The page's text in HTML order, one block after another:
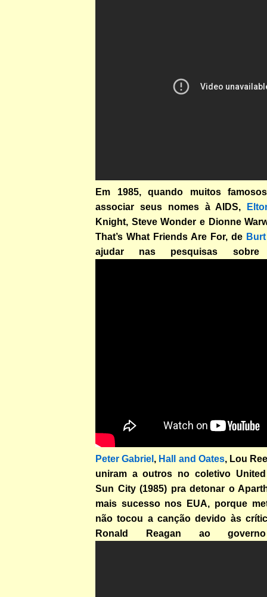
Em 1985, quando muitos
associar seus nomes à AIDS,
Knight, Steve Wonder e Dionne
That’s What Friends Are For, de
ajudar nas pesquisas
Peter Gabriel, Hall and Oates, Lou
uniram a outros no coletivo
Sun City (1985) pra detonar o
mais sucesso nos EUA, porque
não tocou a canção devido às
Ronald Reagan ao governo